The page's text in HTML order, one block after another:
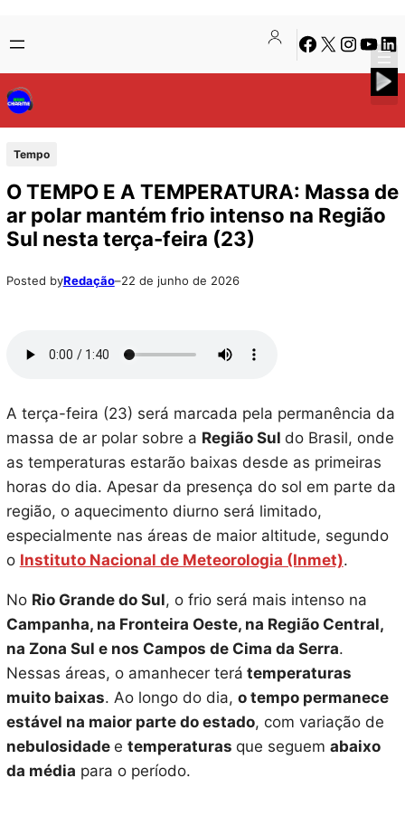
para
o
conteúdo
to
content
Facebook
X Instagram
Tempo
O TEMPO E A TEMPERATURA: Massa de
ar polar mantém frio intenso na Região
Sul nesta terça-feira (23)
Posted byRedação–22 de junho de 2026
A terça-feira (23) será marcada pela permanência da
massa de ar polar sobre a Região Sul do Brasil, onde
as temperaturas estarão baixas desde as primeiras
horas do dia. Apesar da presença do sol em parte da
região, o aquecimento diurno será limitado,
especialmente nas áreas de maior altitude, segundo
o Instituto Nacional de Meteorologia (Inmet).
No Rio Grande do Sul, o frio será mais intenso na
Campanha, na Fronteira Oeste, na Região Central,
na Zona Sul e nos Campos de Cima da Serra.
Nessas áreas, o amanhecer terá temperaturas
muito baixas. Ao longo do dia, o tempo permanece
estável na maior parte do estado, com variação de
nebulosidade e temperaturas que seguem abaixo
da média para o período.